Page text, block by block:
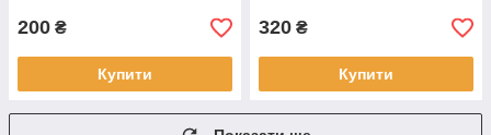
200 ₴
Купити
320 ₴
Купити